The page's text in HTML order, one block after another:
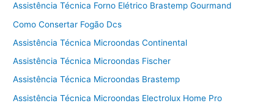
Assistência Técnica Forno Elétrico Brastemp Gourmand
Como Consertar Fogão Dcs
Assistência Técnica Microondas Continental
Assistência Técnica Microondas Fischer
Assistência Técnica Microondas Brastemp
Assistência Técnica Microondas Electrolux Home Pro